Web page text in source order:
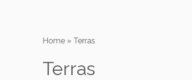
Home » Terras
Terras